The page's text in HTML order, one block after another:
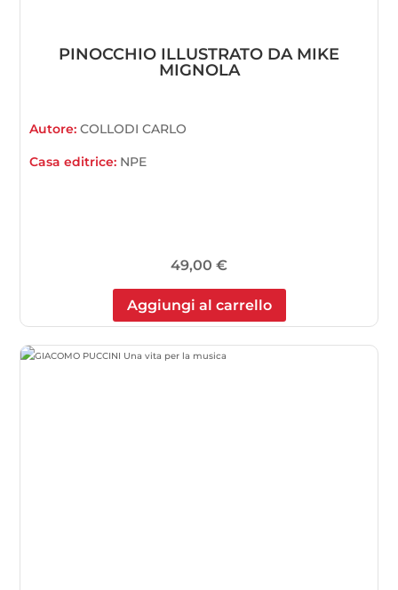
PINOCCHIO ILLUSTRATO DA MIKE
MIGNOLA
Autore:COLLODI CARLO
Casa editrice: NPE
49,00 €
Aggiungi al carrello